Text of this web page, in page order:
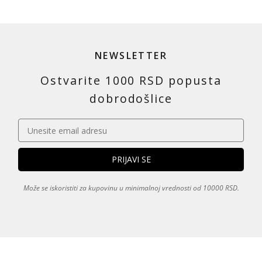
NEWSLETTER
Ostvarite 1000 RSD popusta
dobrodošlice
Može se iskoristiti za kupovinu u minimalnoj vrednosti od 10000 RSD.